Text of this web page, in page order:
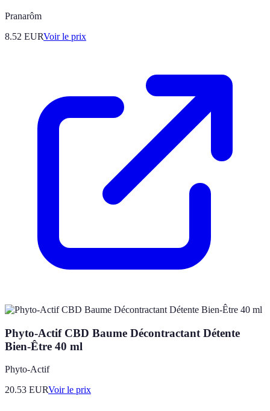
Pranarôm
8.52 EURVoir le prix
Phyto-Actif CBD Baume Décontractant Détente
Bien-Être 40 ml
Phyto-Actif
20.53 EURVoir le prix